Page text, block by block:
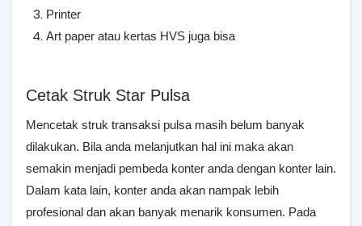
Printer
Art paper atau kertas HVS juga bisa
Cetak Struk Star Pulsa
Mencetak struk transaksi pulsa masih belum banyak
dilakukan. Bila anda melanjutkan hal ini maka akan
semakin menjadi pembeda konter anda dengan konter lain.
Dalam kata lain, konter anda akan nampak lebih
profesional dan akan banyak menarik konsumen. Pada